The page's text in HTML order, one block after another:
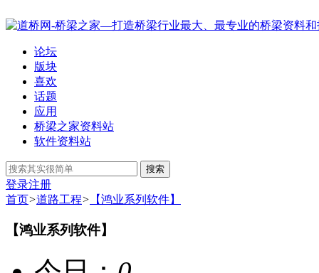
论坛
版块
喜欢
话题
应用
桥梁之家资料站
软件资料站
搜索
登录注册
首页>道路工程> 【鸿业系列软件】
【鸿业系列软件】